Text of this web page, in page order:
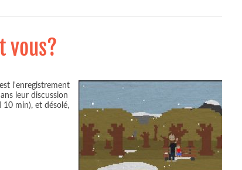
vous?
l'enregistrement
leur discussion
min), et désolé,